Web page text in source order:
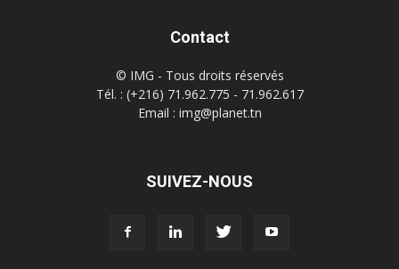
Contact
© IMG - Tous droits réservés
Tél. : (+216) 71.962.775 - 71.962.617
Email : img@planet.tn
SUIVEZ-NOUS